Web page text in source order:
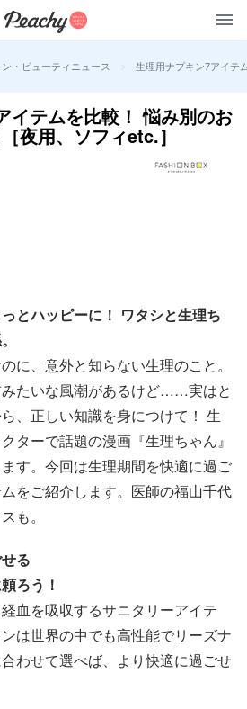
・ビューティニュース > 生理用ナプキン7アイテ
イテムを比較！ 悩み別のお
夜用、ソフィetc.］
とハッピーに！ ワタシと生理ち
に、意外と知らない生理のこと。
たいな風潮があるけど……実はと
、正しい知識を身につけて！ 生
ターで話題の漫画『生理ちゃん』
す。今回は生理期間を快適に過ご
をご紹介します。医師の福山千代
も。
る
ろう！
血を吸収するサニタリーアイテ
は世界の中でも高性能でリーズナ
わせて選べば、より快適に過ごせ